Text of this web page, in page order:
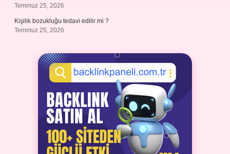
Temmuz 25, 2026
Kişilik bozukluğu tedavi edilir mi ?
Temmuz 25, 2026